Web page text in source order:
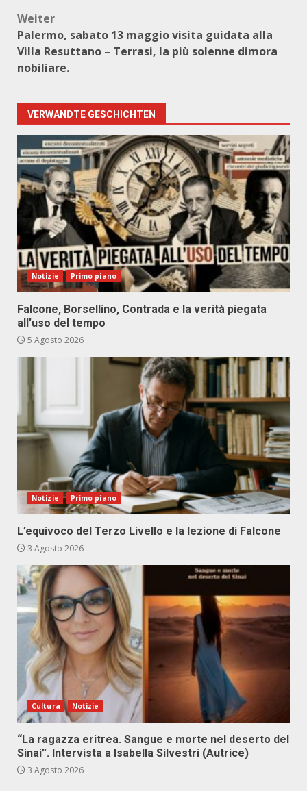
Weiter
Palermo, sabato 13 maggio visita guidata alla
Villa Resuttano – Terrasi, la più solenne dimora
nobiliare.
VERWANDTE GESCHICHTEN
Notizie Primo piano
Falcone, Borsellino, Contrada e la verità piegata
all’uso del tempo
5 Agosto 2026
Notizie Primo piano
L’equivoco del Terzo Livello e la lezione di Falcone
3 Agosto 2026
Cultura Notizie
“La ragazza eritrea. Sangue e morte nel deserto del
Sinai”. Intervista a Isabella Silvestri (Autrice)
3 Agosto 2026